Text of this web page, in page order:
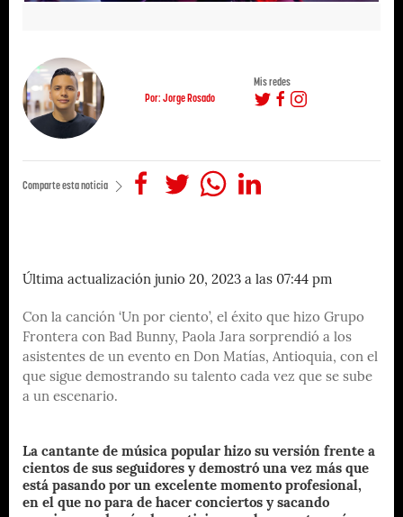
Por: Jorge Rosado
Mis redes
Comparte esta noticia
Última actualización junio 20, 2023 a las 07:44 pm
Con la canción ‘Un por ciento’, el éxito que hizo Grupo
Frontera con Bad Bunny, Paola Jara sorprendió a los
asistentes de un evento en Don Matías, Antioquia, con el
que sigue demostrando su talento cada vez que se sube
a un escenario.
La cantante de música popular hizo su versión frente a
cientos de sus seguidores y demostró una vez más que
está pasando por un excelente momento profesional,
en el que no para de hacer conciertos y sacando